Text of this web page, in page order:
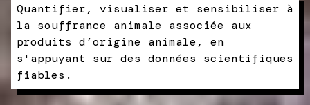
Quantifier, visualiser et sensibiliser à
la souffrance animale associée aux
produits d’origine animale, en
s'appuyant sur des données scientifiques
fiables.